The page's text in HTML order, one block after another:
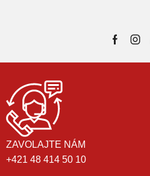
ZAVOLAJTE NÁM
+421 48 414 50 10